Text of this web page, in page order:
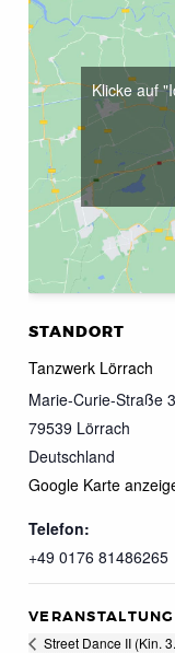
STANDORT
Tanzwerk Lörrach
Marie-Curie-Straße 3
79539 Lörrach
Deutschland
Google Karte
Telefon:
+49 0176 81486265
Klicke auf
Street Dance II (Kin.